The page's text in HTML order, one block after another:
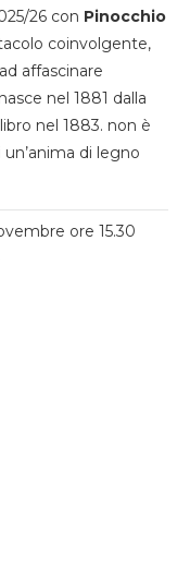
26 con Pinocchio
coinvolgente,
affascinare
nel 1881 dalla
nel 1883. non è
di legno
ore 15.30